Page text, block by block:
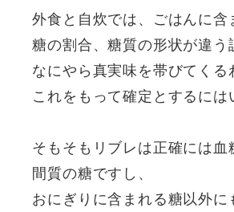
外食と自炊では、ごはんに含
糖の割合、糖質の形状が違う
なにやら真実味を帯びてくる
これをもって確定とするには
そもそもリブレは正確には血
間質の糖ですし、
おにぎりに含まれる糖以外に